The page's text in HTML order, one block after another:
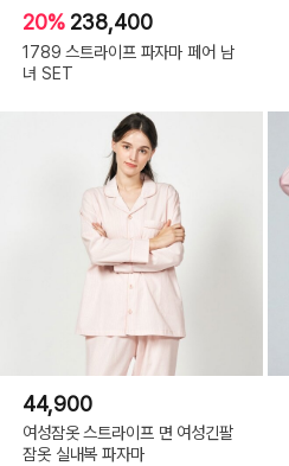
20% 238,400
1789 스트라이프 파자마 페어 남
녀 SET
44,900
여성잠옷 스트라이프 면 여성긴팔
잠옷 실내복 파자마